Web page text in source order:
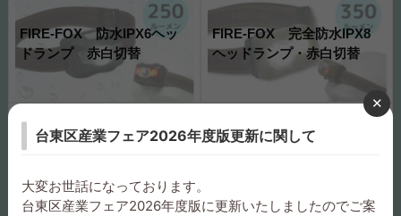
FIRE-FOX 防水IPX6ヘッ
ドランプ 赤白切替
FIRE-FOX 完全防水IPX8
ヘッドランプ・赤白切替
付ヘッドランプ・赤白切替
台東区産業フェア2026年度版更新に関して
大変お世話になっております。
台東区産業フェア2026年度版に更新いたしましたのでご案